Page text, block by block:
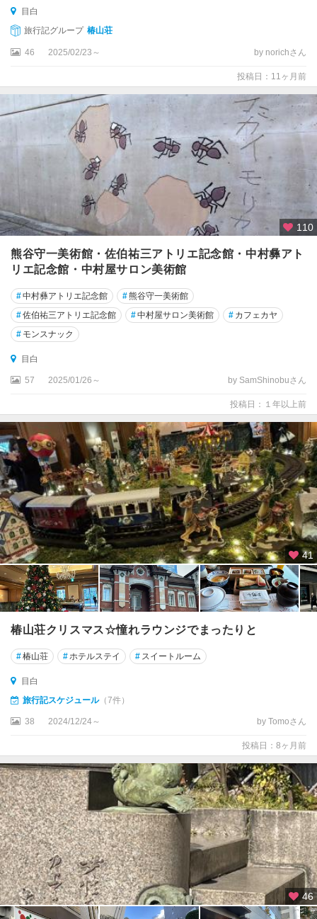
目白
旅行記グループ 椿山荘
46 2025/02/23～ by norichさん
投稿日：11ヶ月前
110
熊谷守一美術館・佐伯祐三アトリエ記念館・中村彝アト
リエ記念館・中村屋サロン美術館
#中村彝アトリエ記念館 #熊谷守一美術館
#佐伯祐三アトリエ記念館 #中村屋サロン美術館 # カフェカヤ
# モンスナック
目白
57 2025/01/26～ by SamShinobuさん
投稿日：１年以上前
41
椿山荘クリスマス☆憧れラウンジでまったりと
#椿山荘 #ホテルステイ # スイートルーム
目白
旅行記スケジュール（7件）
38 2024/12/24～ by Tomoさん
投稿日：8ヶ月前
46